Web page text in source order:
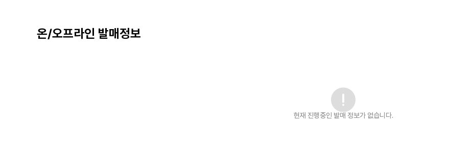
온/오프라인 발매정보
현재 진행중인 발매 정보가 없습니다.